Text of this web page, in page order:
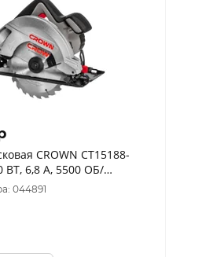
CROWN CT15188-
ВТ, 6,8 А, 5500 ОБ/
044891